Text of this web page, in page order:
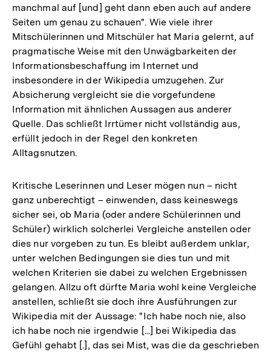
manchmal auf [und] geht dann eben auch auf andere
Seiten um genau zu schauen". Wie viele ihrer
Mitschülerinnen und Mitschüler hat Maria gelernt, auf
pragmatische Weise mit den Unwägbarkeiten der
Informationsbeschaffung im Internet und
insbesondere in der Wikipedia umzugehen. Zur
Absicherung vergleicht sie die vorgefundene
Information mit ähnlichen Aussagen aus anderer
Quelle. Das schließt Irrtümer nicht vollständig aus,
erfüllt jedoch in der Regel den konkreten
Alltagsnutzen.
Kritische Leserinnen und Leser mögen nun – nicht
ganz unberechtigt – einwenden, dass keineswegs
sicher sei, ob Maria (oder andere Schülerinnen und
Schüler) wirklich solcherlei Vergleiche anstellen oder
dies nur vorgeben zu tun. Es bleibt außerdem unklar,
unter welchen Bedingungen sie dies tun und mit
welchen Kriterien sie dabei zu welchen Ergebnissen
gelangen. Allzu oft dürfte Maria wohl keine Vergleiche
anstellen, schließt sie doch ihre Ausführungen zur
Wikipedia mit der Aussage: "Ich habe noch nie, also
ich habe noch nie irgendwie [...] bei Wikipedia das
Gefühl gehabt [.], das sei Mist, was die da geschrieben